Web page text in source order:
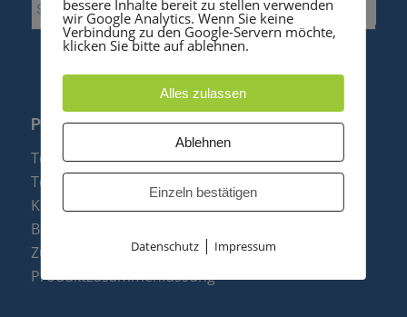
PRODUKTE
Telefonanlagen
Telefone
Konftel Konferenztelefone
Baugruppen
Zubehör & Ersatzteile
Produktzusammenfassung
bessere Inhalte bereit zu stellen verwenden
wir Google Analytics. Wenn Sie keine
Verbindung zu den Google-Servern möchte,
klicken Sie bitte auf ablehnen.
Alles zulassen
Ablehnen
Einzeln bestätigen
Datenschutz| Impressum